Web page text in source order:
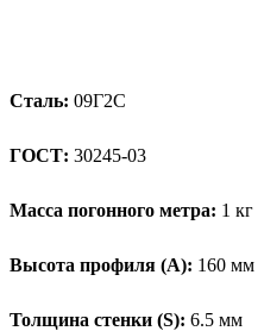
Сталь: 09Г2С
ГОСТ: 30245-03
Масса погонного метра: 1 кг
Высота профиля (А): 160 мм
Толщина стенки (S): 6.5 мм